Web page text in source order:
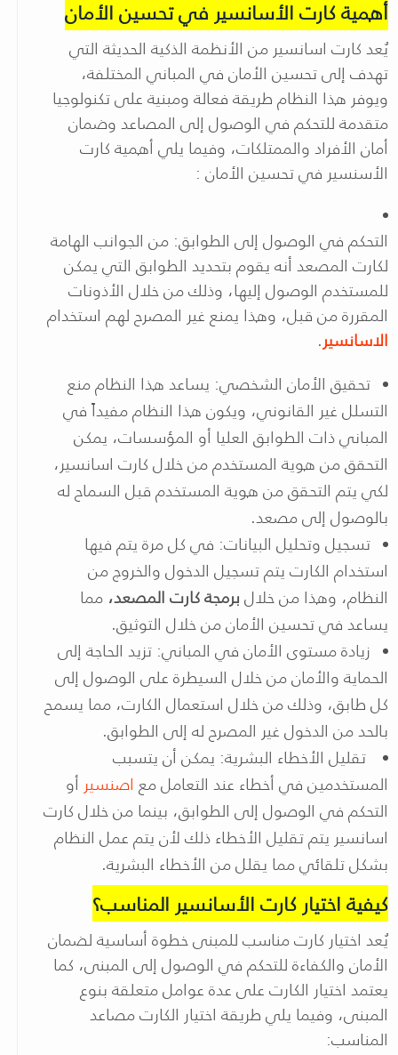
أهمية كارت الأسانسير في تحسين الأمان
يُعد كارت اسانسير من الأنظمة الذكية الحديثة التي
تهدف إلى تحسين الأمان في المباني المختلفة،
ويوفر هذا النظام طريقة فعالة ومبنية على تكنولوجيا
متقدمة للتحكم في الوصول إلى المصاعد وضمان
أمان الأفراد والممتلكات، وفيما يلي أهمية كارت
الأسنسير في تحسين الأمان :
التحكم في الوصول إلى الطوابق: من الجوانب الهامة
لكارت المصعد أنه يقوم بتحديد الطوابق التي يمكن
للمستخدم الوصول إليها، وذلك من خلال الأذونات
المقررة من قبل، وهذا يمنع غير المصرح لهم استخدام
الاسانسير.
تحقيق الأمان الشخصي: يساعد هذا النظام منع
التسلل غير القانوني، ويكون هذا النظام مفيداً في
المباني ذات الطوابق العليا أو المؤسسات، يمكن
التحقق من هوية المستخدم من خلال كارت اسانسير،
لكي يتم التحقق من هوية المستخدم قبل السماح له
بالوصول إلى مصعد.
تسجيل وتحليل البيانات: في كل مرة يتم فيها
استخدام الكارت يتم تسجيل الدخول والخروج من
النظام، وهذا من خلالبرمجة كارت المصعد، مما
يساعد في تحسين الأمان من خلال التوثيق.
زيادة مستوى الأمان في المباني: تزيد الحاجة إلى
الحماية والأمان من خلال السيطرة على الوصول إلى
كل طابق، وذلك من خلال استعمال الكارت، مما يسمح
بالحد من الدخول غير المصرح له إلى الطوابق.
تقليل الأخطاء البشرية: يمكن أن يتسبب
المستخدمين في أخطاء عند التعامل مع اصنسير أو
التحكم في الوصول إلى الطوابق، بينما من خلال كارت
اسانسير يتم تقليل الأخطاء ذلك لأن يتم عمل النظام
بشكل تلقائي مما يقلل من الأخطاء البشرية.
كيفية اختيار كارت الأسانسير المناسب؟
يُعد اختيار كارت مناسب للمبنى خطوة أساسية لضمان
الأمان والكفاءة للتحكم في الوصول إلى المبنى، كما
يعتمد اختيار الكارت على عدة عوامل متعلقة بنوع
المبنى، وفيما يلي طريقة اختيار الكارت مصاعد
المناسب: